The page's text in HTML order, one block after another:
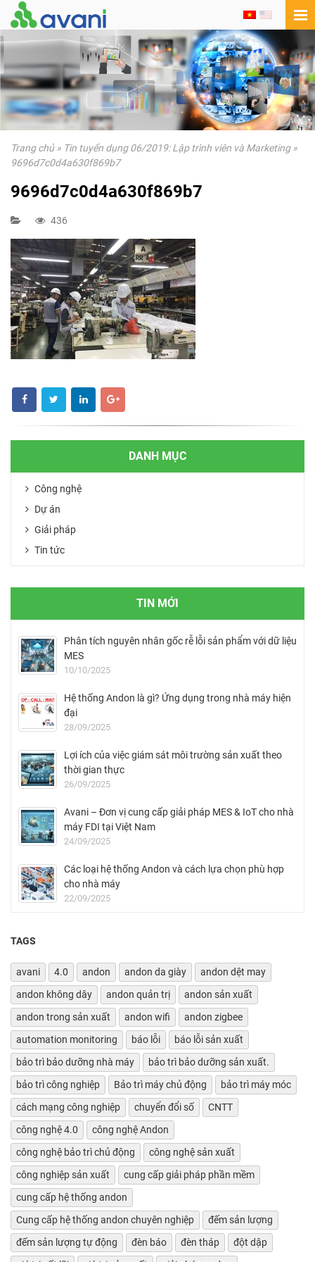
Trang chủ» Tin tuyển dụng 06/2019: Lập trình viên và Marketing»
9696d7c0d4a630f869b7
9696d7c0d4a630f869b7
436
DANH MỤC
Công nghệ
Dự án
Giải pháp
Tin tức
TIN MỚI
Phân tích nguyên nhân gốc rễ lỗi sản phẩm với dữ liệu
MES
10/10/2025
Hệ thống Andon là gì? Ứng dụng trong nhà máy hiện
đại
28/09/2025
Lợi ích của việc giám sát môi trường sản xuất theo
thời gian thực
26/09/2025
Avani – Đơn vị cung cấp giải pháp MES & IoT cho nhà
máy FDI tại Việt Nam
24/09/2025
Các loại hệ thống Andon và cách lựa chọn phù hợp
cho nhà máy
22/09/2025
TAGS
avani 4.0 andon andon da giày
andon dệt may
andon không dây
andon quản trị
andon sản xuất
andon trong sản xuất
andon wifi
andon zigbee
automation monitoring
báo lỗi
báo lỗi sản xuất
bảo trì bảo dưỡng nhà máy
bảo trì bảo dưỡng sản xuất.
bảo trì công nghiệp
Bảo trì máy chủ động
bảo trì máy móc
cách mạng công nghiệp
chuyển đổi số
CNTT
công nghệ 4.0
công nghệ Andon
công nghệ bảo trì chủ động
công nghệ sản xuất
công nghiệp sản xuất
cung cấp giải pháp phần mềm
cung cấp hệ thống andon
Cung cấp hệ thống andon chuyên nghiệp
đếm sản lượng
đếm sản lượng tự động
đèn báo đèn tháp
đột dập